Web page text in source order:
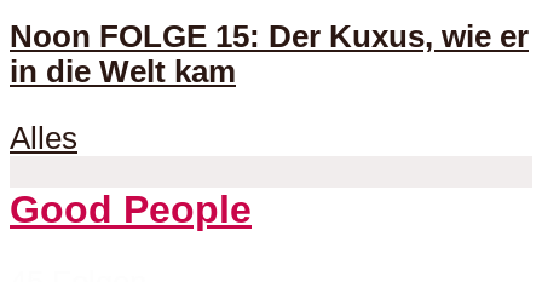
Noon FOLGE 15: Der Kuxus, wie er
in die Welt kam
Alles
Good People